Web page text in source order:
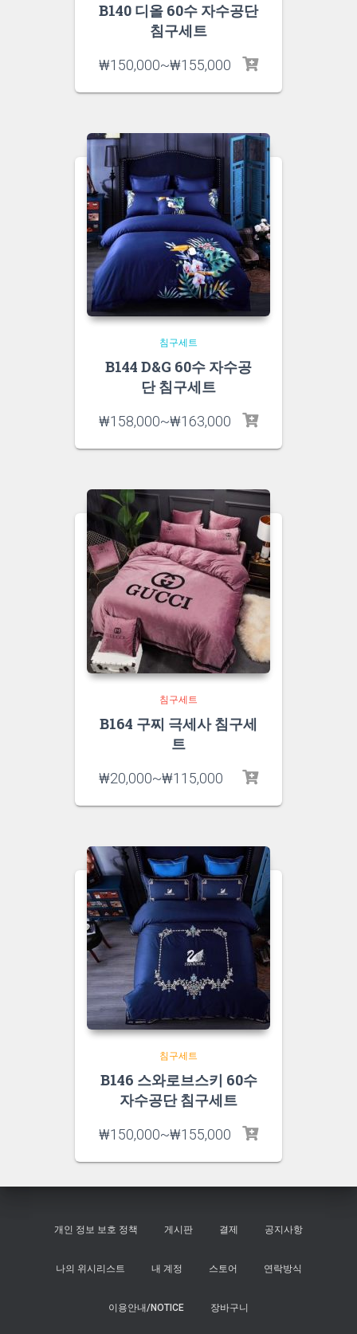
B140 디올 60수 자수공단
침구세트
₩150,000~₩155,000
침구세트
B144 D&G 60수 자수공
단 침구세트
₩158,000~₩163,000
침구세트
B164 구찌 극세사 침구세
트
₩20,000~₩115,000
침구세트
B146 스와로브스키 60수
자수공단 침구세트
₩150,000~₩155,000
개인 정보 보호 정책 게시판 결제 공지사항
나의 위시리스트 내 계정 스토어 연락방식
이용안내/NOTICE 장바구니